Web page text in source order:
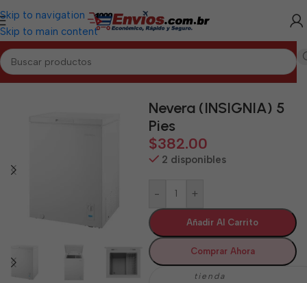
Skip to navigation
Skip to main content
Inicio/PINAR DEL RÍO/Electrodomésticos Pinar del Río
Nevera (INSIGNIA) 5
Pies
$382.00
2 disponibles
- +
Añadir Al Carrito
Comprar Ahora
tienda